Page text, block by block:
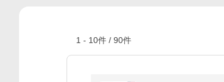
1 - 10件 / 90件